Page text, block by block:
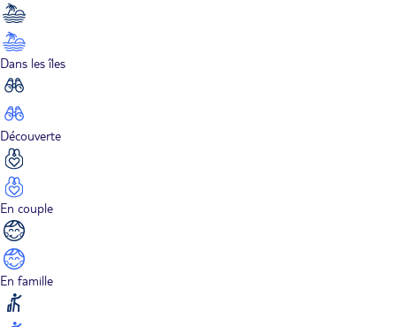
Dans les îles
Découverte
En couple
En famille